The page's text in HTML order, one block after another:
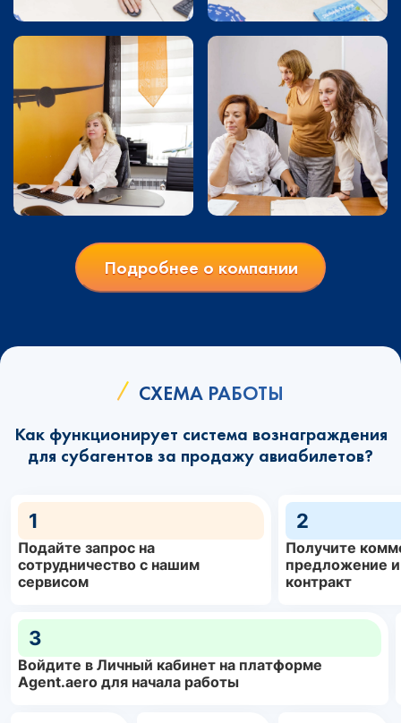
Подробнее о компании
СХЕМА РАБОТЫ
Как функционирует система вознаграждения
для субагентов за продажу авиабилетов?
1
Подайте запрос на
сотрудничество с нашим
сервисом
2
Получите
предложение
контракт
3
Войдите в Личный кабинет на платформе
Agent.aero для начала работы